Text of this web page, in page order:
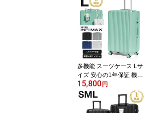
TSAロック 拡張 ロック
付き ストッパー付き カ
ップホルダー ドリンクホ
ルダー コーナーガード
キャリーケース
多機能 スーツケース Lサ
イズ 安心の1年保証 機内
持ち込み 送料無料 Keval
a INFI MAX TSAロック
拡張 ロック付き ストッ
パー付き カップホルダー
15,800 円